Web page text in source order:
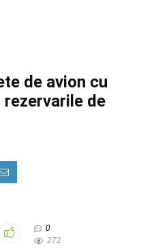
de avion cu
rezervarile de
0
272